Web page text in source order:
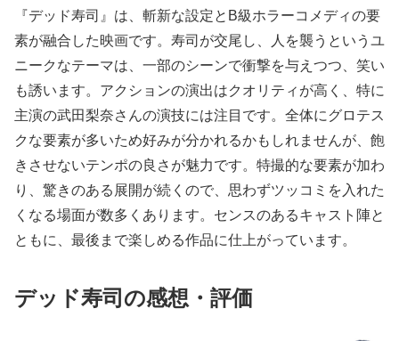
『デッド寿司』は、斬新な設定とB級ホラーコメディの要
素が融合した映画です。寿司が交尾し、人を襲うというユ
ニークなテーマは、一部のシーンで衝撃を与えつつ、笑い
も誘います。アクションの演出はクオリティが高く、特に
主演の武田梨奈さんの演技には注目です。全体にグロテス
クな要素が多いため好みが分かれるかもしれませんが、飽
きさせないテンポの良さが魅力です。特撮的な要素が加わ
り、驚きのある展開が続くので、思わずツッコミを入れた
くなる場面が数多くあります。センスのあるキャスト陣と
ともに、最後まで楽しめる作品に仕上がっています。
デッド寿司の感想・評価